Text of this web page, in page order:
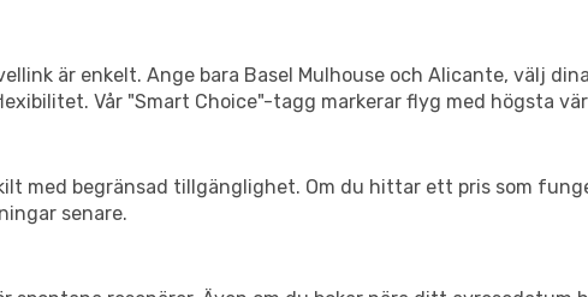
är enkelt. Ange bara Basel Mulhouse och Alicante, välj
Vår "Smart Choice"-tagg markerar flyg med högsta
med begränsad tillgänglighet. Om du hittar ett pris som
senare.